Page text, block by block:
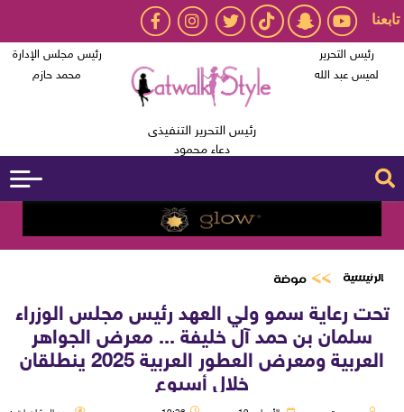
تابعنا
رئيس التحرير
لميس عبد الله
رئيس التحرير التنفيذى
دعاء محمود
رئيس مجلس الإدارة
محمد حازم
الرئيسية موضة
تحت رعاية سمو ولي العهد رئيس مجلس الوزراء
سلمان بن حمد آل خليفة ... معرض الجواهر
العربية ومعرض العطور العربية 2025 ينطلقان
خلال أسبوع